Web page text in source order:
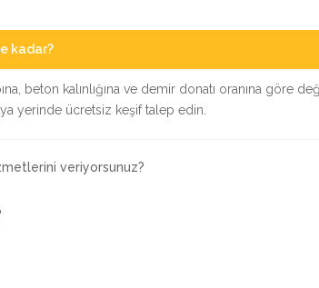
kadar?
beton kalınlığına ve demir donatı oranına
yerinde ücretsiz keşif talep edin.
veriyorsunuz?